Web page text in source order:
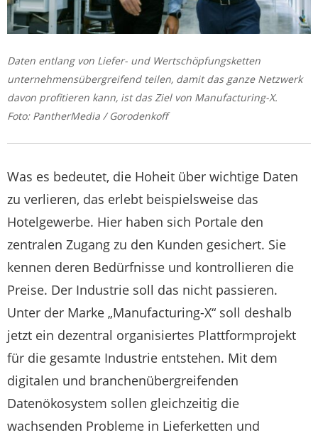
Daten entlang von Liefer- und Wertschöpfungsketten
unternehmensübergreifend teilen, damit das ganze Netzwerk
davon profitieren kann, ist das Ziel von Manufacturing-X.
Foto: PantherMedia / Gorodenkoff
Was es bedeutet, die Hoheit über wichtige Daten
zu verlieren, das erlebt beispielsweise das
Hotelgewerbe. Hier haben sich Portale den
zentralen Zugang zu den Kunden gesichert. Sie
kennen deren Bedürfnisse und kontrollieren die
Preise. Der Industrie soll das nicht passieren.
Unter der Marke „Manufacturing-X“ soll deshalb
jetzt ein dezentral organisiertes Plattformprojekt
für die gesamte Industrie entstehen. Mit dem
digitalen und branchenübergreifenden
Datenökosystem sollen gleichzeitig die
wachsenden Probleme in Lieferketten und